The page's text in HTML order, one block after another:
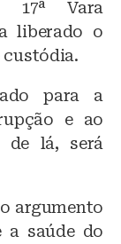
17ª Vara
liberado o
custódia.
para a
e ao
de lá, será
argumento
a saúde do